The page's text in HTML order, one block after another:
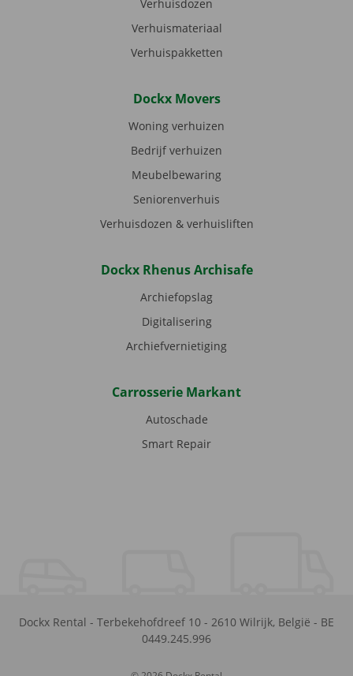
Verhuisdozen
Verhuismateriaal
Verhuispakketten
Dockx Movers
Woning verhuizen
Bedrijf verhuizen
Meubelbewaring
Seniorenverhuis
Verhuisdozen & verhuisliften
Dockx Rhenus Archisafe
Archiefopslag
Digitalisering
Archiefvernietiging
Carrosserie Markant
Autoschade
Smart Repair
Dockx Rental - Terbekehofdreef 10 - 2610 Wilrijk, België - BE
0449.245.996